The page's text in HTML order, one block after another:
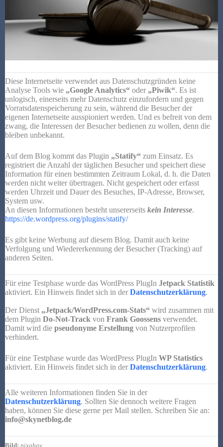
Diese Internetseite verwendet aus Datenschutzgründen keine
Analyse Tools wie „Google Analytics“ oder „Piwik“. Es ist
unlogisch, einerseits mehr Datenschutz einzufordern und gegen
Vorratsdatenspeicherung zu sein, während die Besucher der
eigenen Internetseite ausspioniert werden. Und es befreit von dem
zwang, die Interessen der Besucher bedienen zu wollen, denn die
bleiben unbekannt.
Auf dem Blog kommt das Plugin „Statify“ zum Einsatz. Es
registriert die Anzahl der täglichen Besucher und speichert diese
Information für einen bestimmten Zeitraum Lokal, d. h. die Daten
werden nicht weiter übertragen. Nicht gespeichert oder erfasst
werden Uhrzeit und Dauer des Besuches, IP-Adresse, Browser,
System usw.
An diesen Informationen besteht unsererseits kein Interesse.
https://de.wordpress.org/plugins/statify/
Es gibt keine Werbung auf diesem Blog. Damit auch keine
Verfolgung und Wiedererkennung der Besucher (Tracking) auf
anderen Seiten.
Für eine Testphase wurde das WordPress PlugIn Jetpack Statistik
aktiviert. Ein Hinweis findet sich in der Datenschutzerklärung.
Der Dienst „Jetpack/WordPress.com-Stats“ wird zusammen mit
dem Plugin Do-Not-Track von Frank Goossens verwendet.
Damit wird die pseudonyme Erstellung von Nutzerprofilen
verhindert.
Für eine Testphase wurde das WordPress PlugIn WPStatistics
aktiviert. Ein Hinweis findet sich in der Datenschutzerklärung.
Alle weiteren Informationen finden Sie in der
Datenschutzerklärung. Sollten Sie dennoch weitere Fragen
haben, können Sie diese gerne per Mail stellen. Schreiben Sie an:
info@skynetblog.de
Bild: pixabay